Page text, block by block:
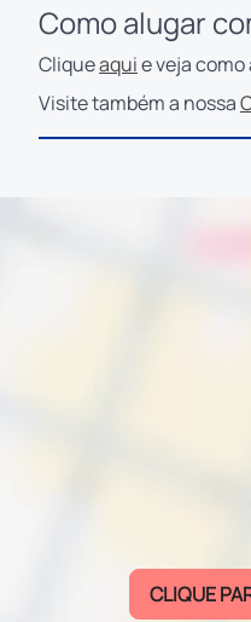
Como alugar
Cliqueaquie veja
Visite também a nossa
CLIQUE